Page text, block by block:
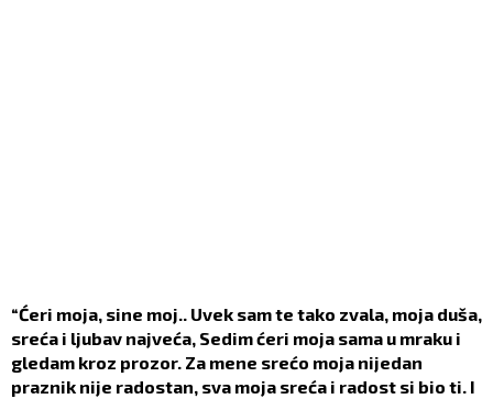
“Ćeri moja, sine moj.. Uvek sam te tako zvala, moja duša,
sreća i ljubav najveća, Sedim ćeri moja sama u mraku i
gledam kroz prozor. Za mene srećo moja nijedan
praznik nije radostan, sva moja sreća i radost si bio ti. I